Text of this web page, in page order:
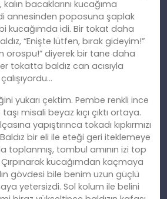
bacaklarını kucağıma
annesinden poposuna şaplak
kucağımda idi. Bir tokat daha
“Enişte lütfen, bırak gideyim!”
orospu!” diyerek bir tane daha
tokatta baldız can acısıyla
yukarı çektim. Pembe renkli ince
misali beyaz kıçı çıktı ortaya.
yapıştırınca tokadı kıpkırmızı
bir eli ile eteği geri iteklemeye
toplanmış, tombul amının izi top
rpınarak kucağımdan kaçmaya
gövdesi bile benim uzun güçlü
yetersizdi. Sol kolum ile belini